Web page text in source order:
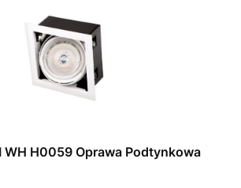
H0059 Oprawa Podtynkowa